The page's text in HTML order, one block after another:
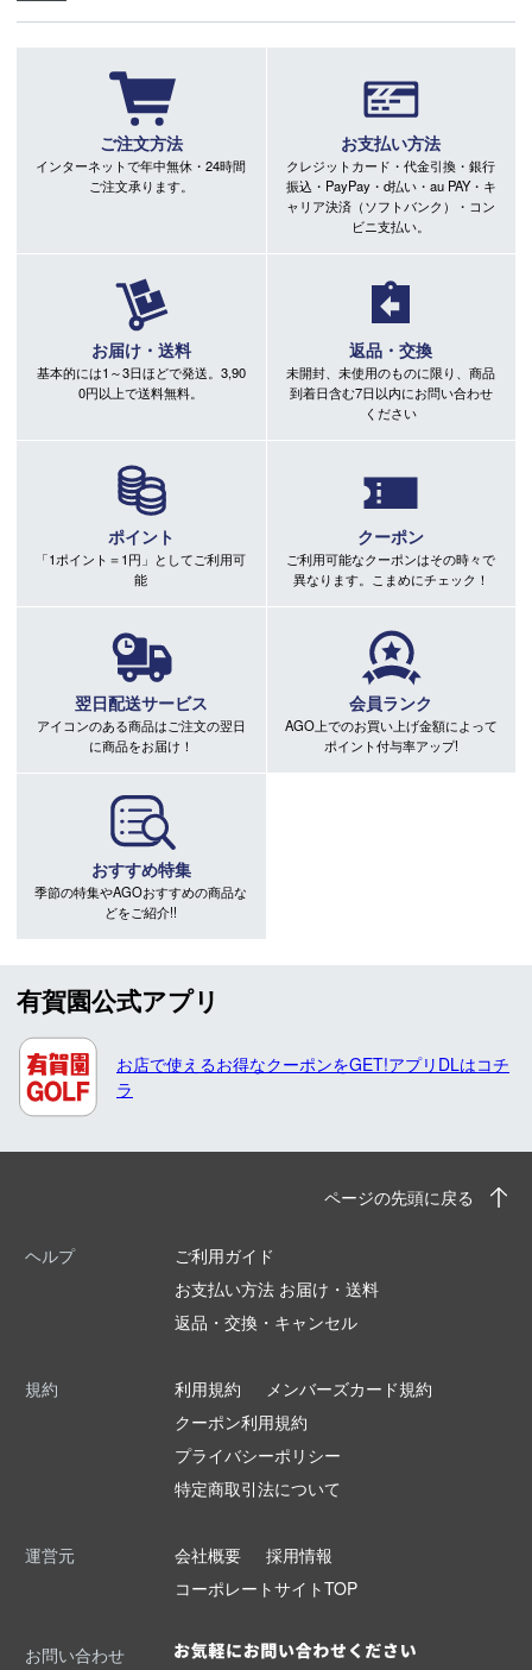
ご注文方法
インターネットで年中無休・24時間
ご注文承ります。
お支払い方法
クレジットカード・代金引換・銀行
振込・PayPay・d払い・au PAY・キ
ャリア決済（ソフトバンク）・コン
ビニ支払い。
お届け・送料
基本的には1～3日ほどで発送。3,90
0円以上で送料無料。
返品・交換
未開封、未使用のものに限り、商品
到着日含む7日以内にお問い合わせ
ください
ポイント
「1ポイント＝1円」としてご利用可
能
クーポン
ご利用可能なクーポンはその時々で
異なります。こまめにチェック！
翌日配送サービス
アイコンのある商品はご注文の翌日
に商品をお届け！
会員ランク
AGO上でのお買い上げ金額によって
ポイント付与率アップ!
おすすめ特集
季節の特集やAGOおすすめの商品な
どをご紹介!!
有賀園公式アプリ
お店で使えるお得なクーポンをGET!アプリDLはコチ
ラ
ページの先頭に戻る
ヘルプ
ご利用ガイド
お支払い方法 お届け・送料
返品・交換・キャンセル
規約 利用規約
メンバーズカード規約
クーポン利用規約
プライバシーポリシー
特定商取引法について
運営元 会社概要
採用情報
コーポレートサイトTOP
お問い合わせ